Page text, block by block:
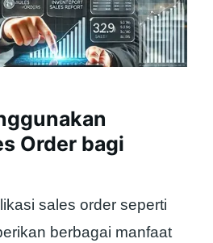
Order bagi
sales order seperti
berbagai manfaat